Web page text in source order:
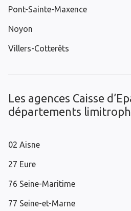
Pont-Sainte-Maxence
Noyon
Villers-Cotterêts
Les agences Caisse
départements
02 Aisne
27 Eure
76 Seine-Maritime
77 Seine-et-Marne